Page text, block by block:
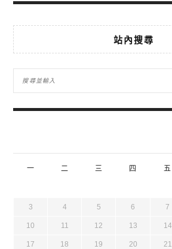
站內搜尋
一 二 三 四 五
3 4 5 6 7
10 11 12 13 14
17 18 19 20 21